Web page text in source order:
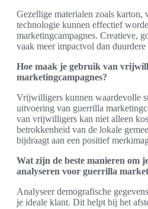
Gezellige materialen zoals karton,
technologie kunnen effectief
marketingcampagnes. Creatieve,
vaak meer impactvol dan duurdere
Hoe maak je gebruik van
marketingcampagnes?
Vrijwilligers kunnen waardevolle
uitvoering van guerrilla
van vrijwilligers kan niet alleen
betrokkenheid van de lokale
bijdraagt aan een positief
Wat zijn de beste manieren om
analyseren voor guerrilla
Analyseer demografische
je ideale klant. Dit helpt bij het